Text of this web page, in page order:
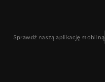
Sprawdź naszą aplikację mobilną